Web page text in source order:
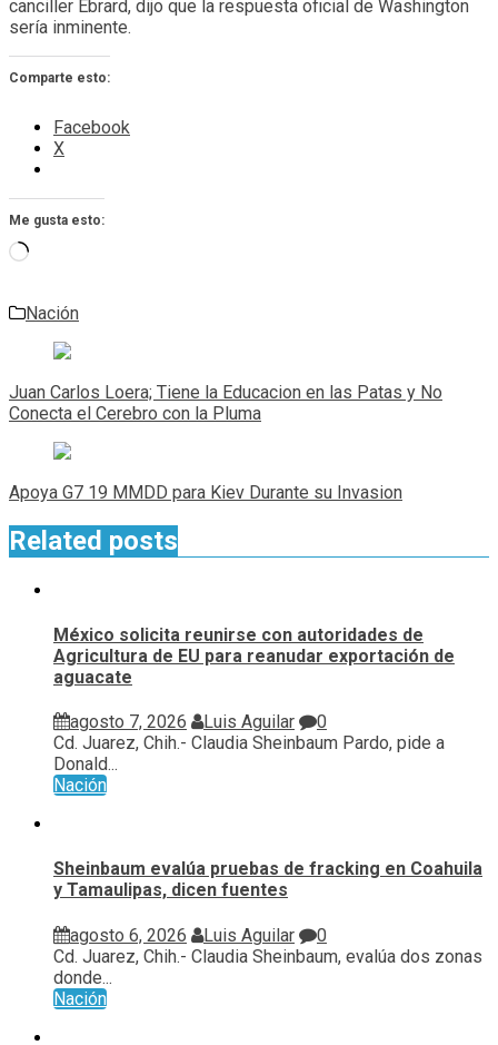
canciller Ebrard, dijo que la respuesta oficial de Washington
sería inminente.
Comparte esto:
Facebook
X
Me gusta esto:
Cargando...
Nación
Navegación
de
entradas
Juan Carlos Loera; Tiene la Educacion en las Patas y No
Conecta el Cerebro con la Pluma
Apoya G7 19 MMDD para Kiev Durante su Invasion
Related posts
México solicita reunirse con autoridades de
Agricultura de EU para reanudar exportación de
aguacate
agosto 7, 2026 Luis Aguilar
0
Cd. Juarez, Chih.- Claudia Sheinbaum Pardo, pide a
Donald...
Nación
Sheinbaum evalúa pruebas de fracking en Coahuila
y Tamaulipas, dicen fuentes
agosto 6, 2026 Luis Aguilar
0
Cd. Juarez, Chih.- Claudia Sheinbaum, evalúa ⁠dos zonas
donde...
Nación